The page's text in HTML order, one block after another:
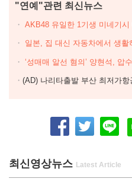
"연예"관련 최신뉴스
AKB48 유일한 1기생 미네기시
일본, 집 대신 자동차에서 생활
‘성매매 알선 혐의’ 양현석, 압
(AD) 나리타출발 부산 최저가항
최신영상뉴스